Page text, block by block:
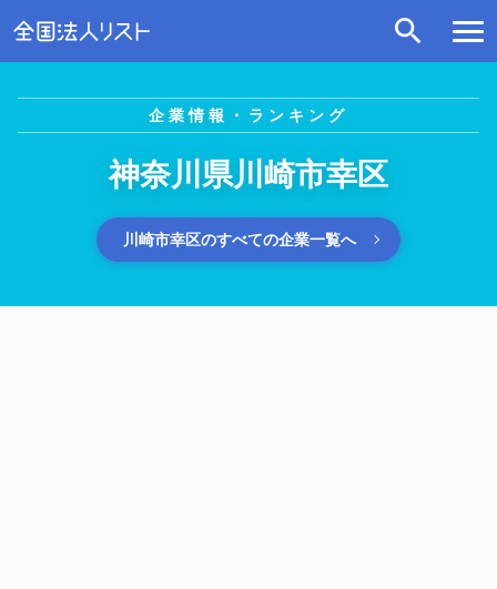
企業情報・ランキング
神奈川県川崎市幸区
川崎市幸区のすべての企業一覧へ